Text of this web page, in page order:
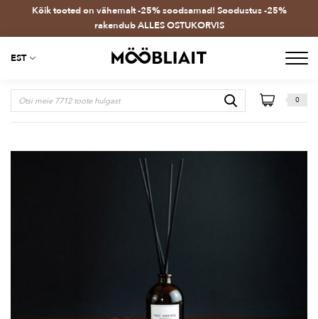
Kõik tooted on vähemalt -25% soodsamad! Soodustus -25%
rakendub ALLES OSTUKORVIS
EST
0